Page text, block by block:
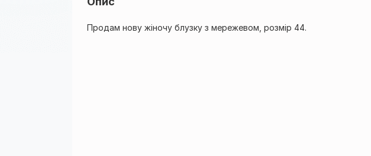
Продам нову жіночу блузку з мережевом, розмір 44.